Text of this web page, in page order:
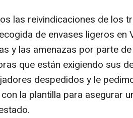
las reivindicaciones de los
de envases ligeros en
y las amenazas por parte
que están exigiendo sus
despedidos y le
la plantilla para asegurar